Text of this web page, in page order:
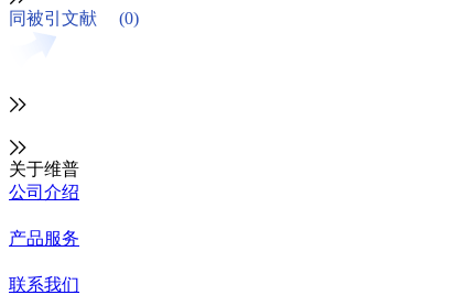
同被引文献 (0)
关于维普
公司介绍
产品服务
联系我们